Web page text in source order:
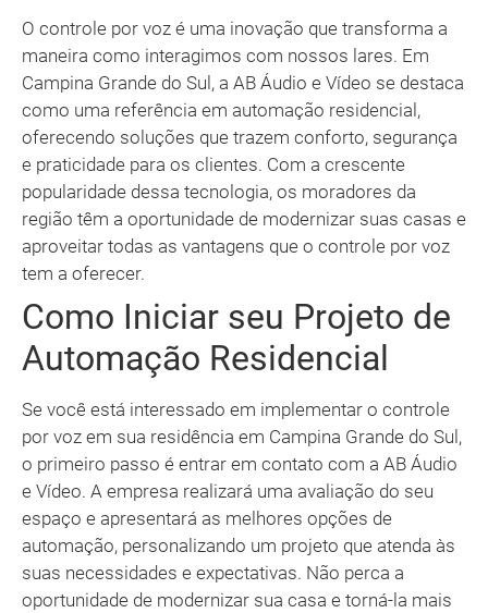
O controle por voz é uma inovação que transforma a
maneira como interagimos com nossos lares. Em
Campina Grande do Sul, a AB Áudio e Vídeo se destaca
como uma referência em automação residencial,
oferecendo soluções que trazem conforto, segurança
e praticidade para os clientes. Com a crescente
popularidade dessa tecnologia, os moradores da
região têm a oportunidade de modernizar suas casas e
aproveitar todas as vantagens que o controle por voz
tem a oferecer.
Como Iniciar seu Projeto de
Automação Residencial
Se você está interessado em implementar o controle
por voz em sua residência em Campina Grande do Sul,
o primeiro passo é entrar em contato com a AB Áudio
e Vídeo. A empresa realizará uma avaliação do seu
espaço e apresentará as melhores opções de
automação, personalizando um projeto que atenda às
suas necessidades e expectativas. Não perca a
oportunidade de modernizar sua casa e torná-la mais